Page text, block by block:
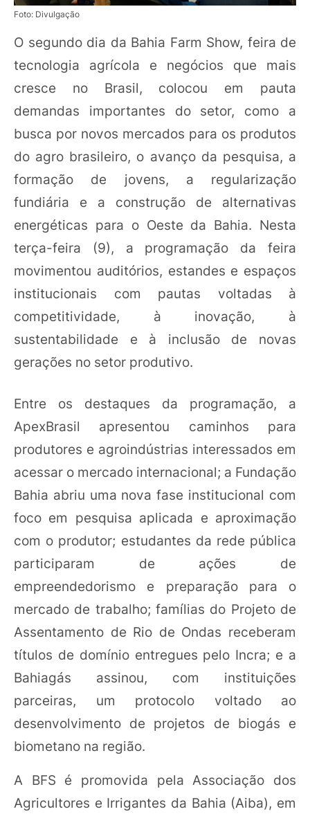
Foto: Divulgação
O segundo dia da Bahia Farm Show, feira de
tecnologia agrícola e negócios que mais
cresce no Brasil, colocou em pauta
demandas importantes do setor, como a
busca por novos mercados para os produtos
do agro brasileiro, o avanço da pesquisa, a
formação de jovens, a regularização
fundiária e a construção de alternativas
energéticas para o Oeste da Bahia. Nesta
terça-feira (9), a programação da feira
movimentou auditórios, estandes e espaços
institucionais com pautas voltadas à
competitividade, à inovação, à
sustentabilidade e à inclusão de novas
gerações no setor produtivo.
Entre os destaques da programação, a
ApexBrasil apresentou caminhos para
produtores e agroindústrias interessados em
acessar o mercado internacional; a Fundação
Bahia abriu uma nova fase institucional com
foco em pesquisa aplicada e aproximação
com o produtor; estudantes da rede pública
participaram de ações de
empreendedorismo e preparação para o
mercado de trabalho; famílias do Projeto de
Assentamento de Rio de Ondas receberam
títulos de domínio entregues pelo Incra; e a
Bahiagás assinou, com instituições
parceiras, um protocolo voltado ao
desenvolvimento de projetos de biogás e
biometano na região.
A BFS é promovida pela Associação dos
Agricultores e Irrigantes da Bahia (Aiba), em